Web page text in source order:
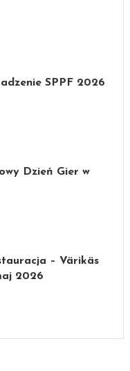
SPPF 2026
Dzień Gier w
– Värikäs
2026